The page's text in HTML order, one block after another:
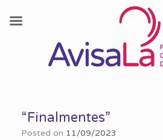
content“Finalmentes”
Posted on 11/09/2023